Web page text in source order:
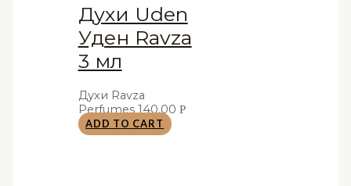
Духи Uden
Уден Ravza
3 мл
Духи Ravza
Perfumes140,00 Р
ADD TO CART